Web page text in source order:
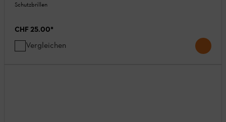
Schutzbrillen
CHF 25.00*
Vergleichen